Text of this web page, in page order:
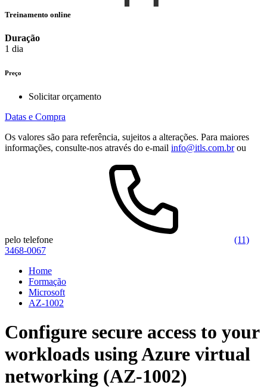
Treinamento online
Duração
1 dia
Preço
Solicitar orçamento
Datas e Compra
Os valores são para referência, sujeitos a alterações. Para maiores
informações, consulte-nos através do e-mail info@itls.com.brou
pelo telefone
(11)
3468-0067
Home
Formação
Microsoft
AZ-1002
Configure secure access to your
workloads using Azure virtual
networking (AZ-1002)